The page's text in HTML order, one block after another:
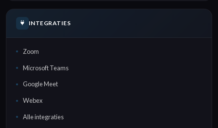
INTEGRATIES
Zoom
Microsoft Teams
Google Meet
Webex
Alle integraties